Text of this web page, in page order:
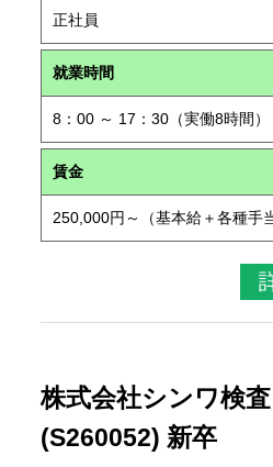
正社員
就業時間
8：00 ～ 17：30（実働8時間）
賃金
250,000円～（基本給＋各種手
株式会社シンワ検
(S260052) 新卒